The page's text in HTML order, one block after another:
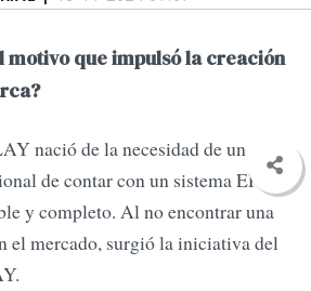
motivo que impulsó la creación
nació de la necesidad de un
de contar con un sistema ERP
y completo. Al no encontrar una
el mercado, surgió la iniciativa del